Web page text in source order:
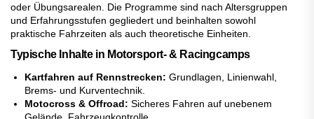
oder Übungsarealen. Die Programme sind nach Altersgruppen
und Erfahrungsstufen gegliedert und beinhalten sowohl
praktische Fahrzeiten als auch theoretische Einheiten.
Typische Inhalte in Motorsport- & Racingcamps
Kartfahren auf Rennstrecken: Grundlagen, Linienwahl,
Brems- und Kurventechnik.
Motocross & Offroad: Sicheres Fahren auf unebenem